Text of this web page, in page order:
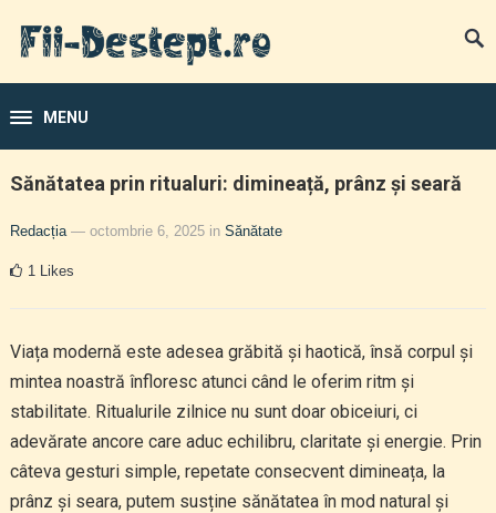
MENU
Sănătatea prin ritualuri: dimineață, prânz și seară
Redacția — octombrie 6, 2025 in Sănătate
1 Likes
Viața modernă este adesea grăbită și haotică, însă corpul și
mintea noastră înfloresc atunci când le oferim ritm și
stabilitate. Ritualurile zilnice nu sunt doar obiceiuri, ci
adevărate ancore care aduc echilibru, claritate și energie. Prin
câteva gesturi simple, repetate consecvent dimineața, la
prânz și seara, putem susține sănătatea în mod natural și